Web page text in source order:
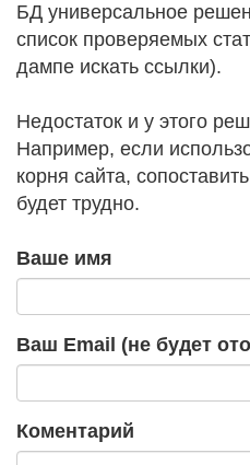
БД универсальное
список проверяемых
дампе искать ссылки).
Недостаток и у этого
Например, если
корня сайта,
будет трудно.
Ваше имя
Ваш Email (не будет
Коментарий